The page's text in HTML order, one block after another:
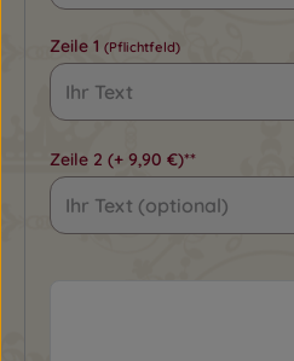
Zeile 1 (Pflichtfeld)
Zeile 2 (+ 9,90 €)**